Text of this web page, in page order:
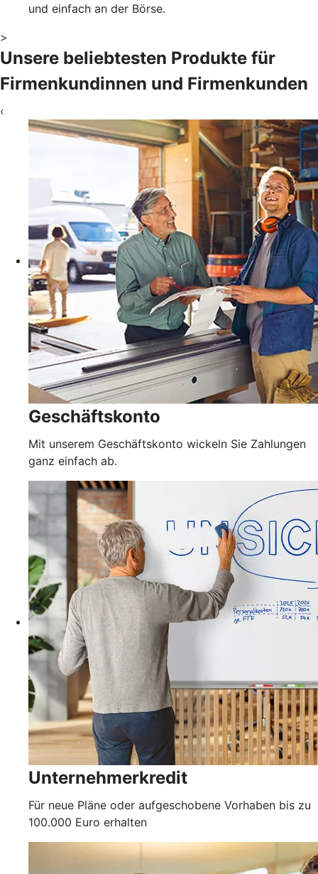
und einfach an der Börse.
>
Unsere beliebtesten Produkte für
Firmenkundinnen und Firmenkunden
‹
Geschäftskonto
Mit unserem Geschäftskonto wickeln Sie Zahlungen
ganz einfach ab.
Unternehmerkredit
Für neue Pläne oder aufgeschobene Vorhaben bis zu
100.000 Euro erhalten